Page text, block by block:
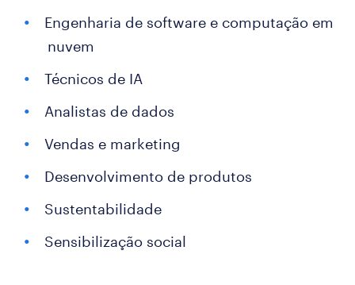
Engenharia de software e computação em
nuvem
Técnicos de IA
Analistas de dados
Vendas e marketing
Desenvolvimento de produtos
Sustentabilidade
Sensibilização social